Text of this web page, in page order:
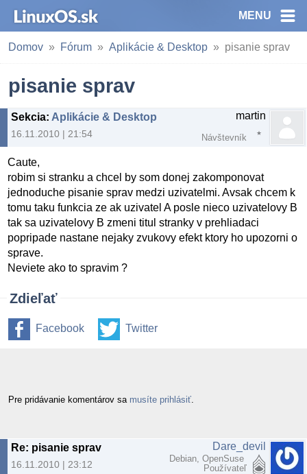
MENU
Domov Fórum Aplikácie & Desktop pisanie sprav
pisanie sprav
Sekcia: Aplikácie & Desktop
16.11.2010 | 21:54
martin
Návštevník
Caute,
robim si stranku a chcel by som donej zakomponovat
jednoduche pisanie sprav medzi uzivatelmi. Avsak chcem k
tomu taku funkcia ze ak uzivatel A posle nieco uzivatelovy B
tak sa uzivatelovy B zmeni titul stranky v prehliadaci
popripade nastane nejaky zvukovy efekt ktory ho upozorni o
sprave.
Neviete ako to spravim ?
Zdieľať
Facebook Twitter
Pre pridávanie komentárov sa musíte prihlásiť
Re: pisanie sprav
16.11.2010 | 23:12
Dare_devil
Debian, OpenSuse
Používateľ